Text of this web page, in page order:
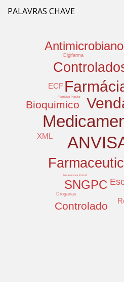
PALAVRAS CHAVE
SNGPC
Controlado
Bioquimico
XML
ECF
Digifarma
Drogarias
Farmácia Popular
Impressora Fiscal